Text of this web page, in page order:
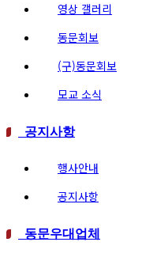
영상 갤러리
동문회보
(구)동문회보
모교 소식
공지사항
행사안내
공지사항
동문우대업체